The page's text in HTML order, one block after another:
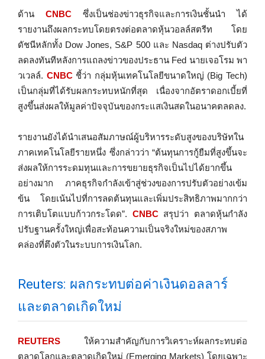
ด้าน CNBC ซึ่งเป็นช่องข่าวธุรกิจและการเงินชั้นนำ ได้
รายงานถึงผลกระทบโดยตรงต่อตลาดหุ้นวอลล์สตรีท โดย
ดัชนีหลักทั้ง Dow Jones, S&P 500 และ Nasdaq ต่างปรับตัว
ลดลงทันทีหลังการแถลงข่าวของประธาน Fed นายเจอโรม พา
วเวลล์. CNBCชี้ว่า กลุ่มหุ้นเทคโนโลยีขนาดใหญ่ (Big Tech)
เป็นกลุ่มที่ได้รับผลกระทบหนักที่สุด เนื่องจากอัตราดอกเบี้ยที่
สูงขึ้นส่งผลให้มูลค่าปัจจุบันของกระแสเงินสดในอนาคตลดลง.
รายงานยังได้นำเสนอสัมภาษณ์ผู้บริหารระดับสูงของบริษัทใน
ภาคเทคโนโลยีรายหนึ่ง ซึ่งกล่าวว่า “ต้นทุนการกู้ยืมที่สูงขึ้นจะ
ส่งผลให้การระดมทุนและการขยายธุรกิจเป็นไปได้ยากขึ้น
อย่างมาก ภาคธุรกิจกำลังเข้าสู่ช่วงของการปรับตัวอย่างเข้ม
ข้น โดยเน้นไปที่การลดต้นทุนและเพิ่มประสิทธิภาพมากกว่า
การเติบโตแบบก้าวกระโดด”. CNBCสรุปว่า ตลาดหุ้นกำลัง
ปรับฐานครั้งใหญ่เพื่อสะท้อนความเป็นจริงใหม่ของสภาพ
คล่องที่ตึงตัวในระบบการเงินโลก.
Reuters: ผลกระทบต่อค่าเงินดอลลาร์
และตลาดเกิดใหม่
REUTERS ให้ความสำคัญกับการวิเคราะห์ผลกระทบต่อ
ตลาดโลกและตลาดเกิดใหม่ (Emerging Markets) โดยเฉพาะ